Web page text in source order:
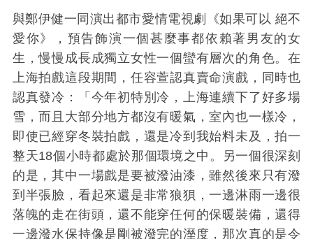
與鄭伊健一同演出都市愛情電視劇《如果可以 絕不
愛你》，預告飾演一個甚麼事都依賴著男友的女
生，慢慢成長成獨立女性一個蠻有層次的角色。在
上海拍戲這段期間，任容萱認真賣命演戲，同時也
認真發冷：「今年初特別冷，上海連續下了好多場
雪，而且大部分地方都沒有暖氣，室內也一樣冷，
即使已經穿冬裝拍戲，還是冷到我始料未及，拍一
整天18個小時都處於那個環境之中。另一個很深刻
的是，其中一場戲是要被潑油漆，雖然後來只有潑
到半張臉，看起來還是非常狼狽，一邊淋雨一邊很
落魄的走在街頭，還不能穿任何的保暖裝備，還得
一邊潑水保持像是剛被潑完的溼度，那次真的是令